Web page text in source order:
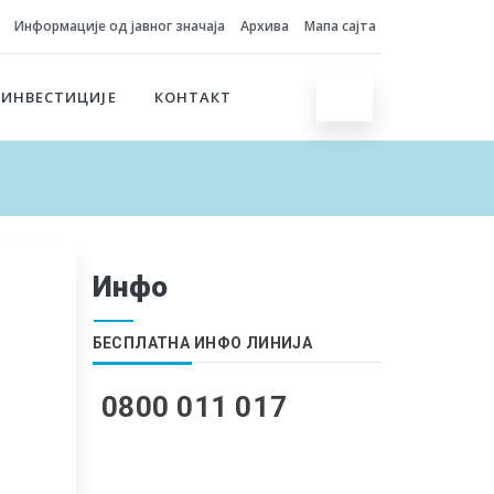
Информације од јавног значаја Архива Мапа сајта
КОНТАКТ
Инфо
БЕСПЛАТНА ИНФО ЛИНИЈА
0800 011 017